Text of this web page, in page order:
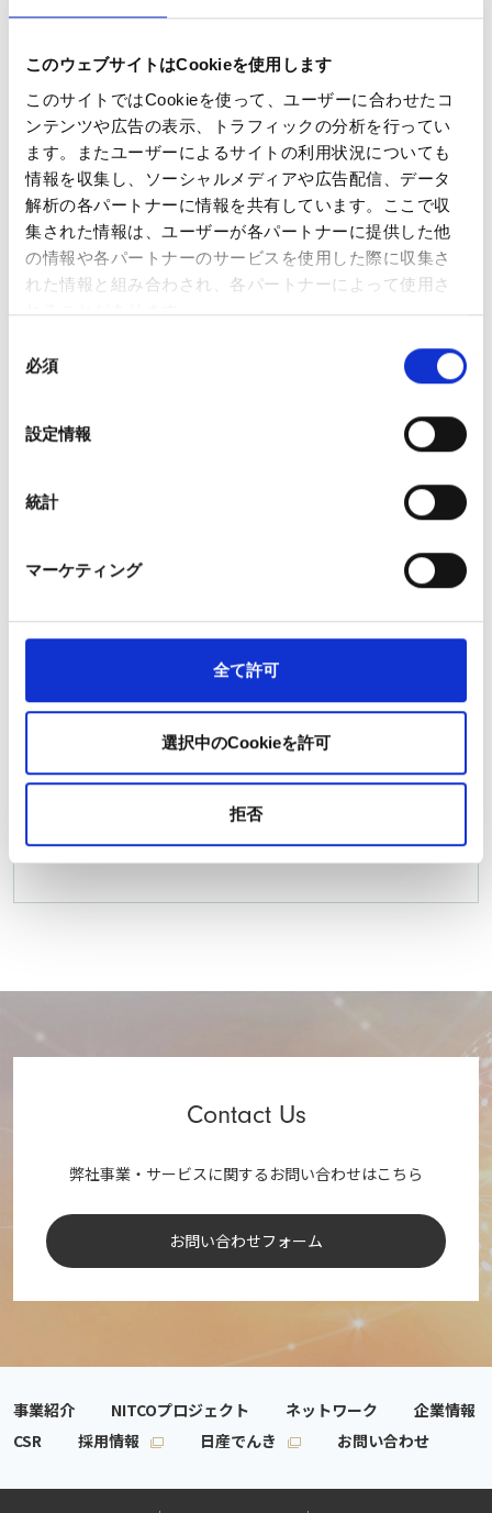
このウェブサイトはCookieを使用します
このサイトではCookieを使って、ユーザーに合わせたコ
ンテンツや広告の表示、トラフィックの分析を行ってい
ます。またユーザーによるサイトの利用状況についても
情報を収集し、ソーシャルメディアや広告配信、データ
解析の各パートナーに情報を共有しています。ここで収
集された情報は、ユーザーが各パートナーに提供した他
の情報や各パートナーのサービスを使用した際に収集さ
れた情報と組み合わされ、各パートナーによって使用さ
れることがあります。
必須
設定情報
統計
マーケティング
全て許可
選択中のCookieを許可
拒否
住所
マップで見る
電話番号 +52-55-4780-2800
NISSAN TRADING DO BRASIL PRODUTOS
AUTOMOTIVOS LTDA
住所
Industrial Resende 27537-800 RJ /
Brasil (In Nissan Resende Plant)
電話番号
+55-24-99860-4869 / +55-24-99957-
Contact Us
弊社事業・サービスに関するお問い合わせはこちら
お問い合わせフォーム
事業紹介 NITCOプロジェクト ネットワーク
企業情報
CSR
採用情報 日産でんき お問い合わせ